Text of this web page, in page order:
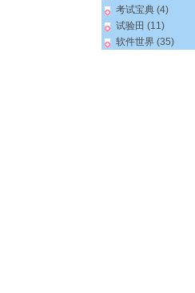
考试宝典 (4)
试验田 (11)
软件世界 (35)